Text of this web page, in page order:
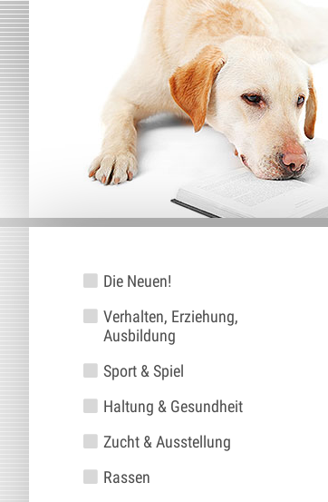
Die Neuen!
Verhalten, Erziehung,
Ausbildung
Sport & Spiel
Haltung & Gesundheit
Zucht & Ausstellung
Rassen